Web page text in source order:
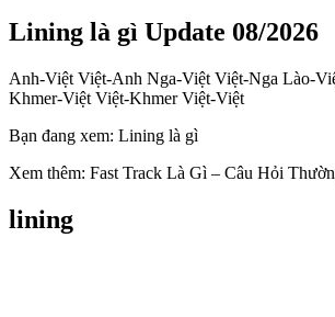
Lining là gì Update 08/2026
Anh-Việt Việt-Anh Nga-Việt Việt-Nga Lào-
Khmer-Việt Việt-Khmer Việt-Việt
Bạn đang xem: Lining là gì
Xem thêm: Fast Track Là Gì – Câu Hỏi
lining